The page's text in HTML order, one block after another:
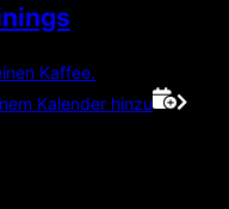
Kaffee.
Kalender hinzu